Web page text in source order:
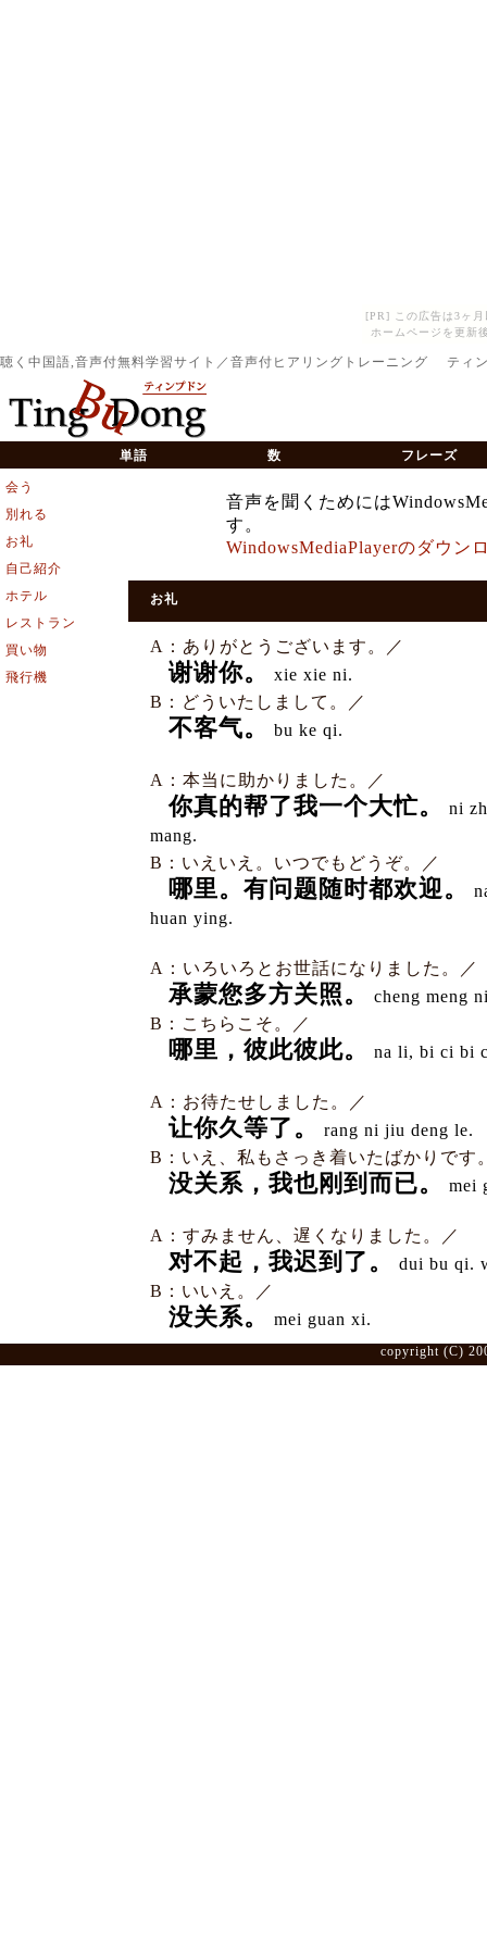
[PR] この広告は3ヶ
ホームページを更新
聴く中国語,音声付無料学習サイト／音声付ヒアリングトレーニング ティ
単語 数 フレーズ
会う
別れる
お礼
自己紹介
ホテル
レストラン
買い物
飛行機
音声を聞くためには
す。
WindowsMediaPlayerのダウン
お礼
A：ありがとうございます。／
谢谢你。
xie xie ni.
B：どういたしまして。／
不客气。 bu ke qi.
A：本当に助かりました。／
你真的帮了我一个大忙。
ni
mang.
B：いえいえ。いつでもどうぞ。／
哪里。有问题随时都欢迎。
huan ying.
A：いろいろとお世話になりました。／
承蒙您多方关照。
cheng meng
B：こちらこそ。／
哪里，彼此彼此。 na li, bi ci bi
A：お待たせしました。／
让你久等了。
rang ni jiu deng le.
B：いえ、私もさっき着いたばかりです
没关系，我也刚到而已。 mei
A：すみません、遅くなりました。／
对不起，我迟到了。
dui bu qi.
B：いいえ。／
没关系。 mei guan xi.
copyright (C)